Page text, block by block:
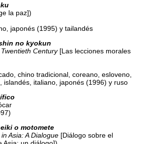
la paz])
japonés (1995) y tailandés
no kyokun
Century[Las lecciones morales
chino tradicional, coreano, esloveno,
islandés, italiano, japonés (1996) y ruso
o motomete
Asia: A Dialogue [Diálogo sobre el